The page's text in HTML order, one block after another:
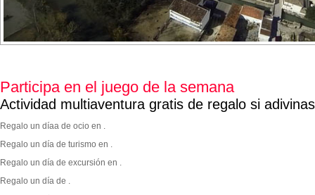
Participa en el juego de la semana
Actividad multiaventura gratis de regalo si
Regalo un díaa de ocio en .
Regalo un día de turismo en .
Regalo un día de excursión en .
Regalo un día de .